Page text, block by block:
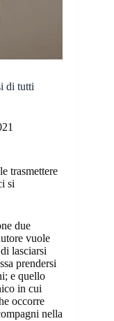
di tutti
trasmettere
si
due
vuole
lasciarsi
prendersi
e quello
in cui
occorre
nella